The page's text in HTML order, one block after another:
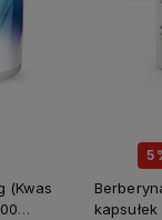
(Kwas
kapsułek